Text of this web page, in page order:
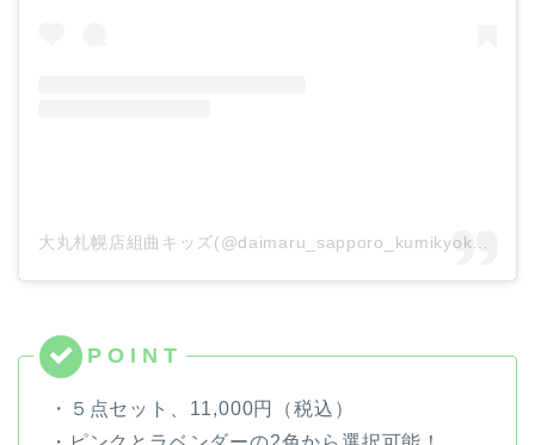
・５点セット、11,000円（税込）